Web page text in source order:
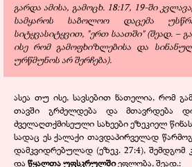
გარდა ამისა, გამოცხ. 18:17, 19-ში
სამყაროს საბოლოო დაცემა
სიტყვასიტყვით, "ერთ საათში" (შეად. –
ისე რომ გამოფხიზლებისა და
ურწმუნოს არ შერჩება).
ასეა თუ ისე, სავსებით ნათელია, რომ
თავში გრძელდება და მთავრდება
ძველაღთქმისეული სახეები ეზეკიელ
სადაც ეს ქალაქი თავდაპირველად
დამკვიდრებულად (ეზეკ. 27:4), შემდგომ
და წყალთა უფსკრულშიეფლობა, შეად.: